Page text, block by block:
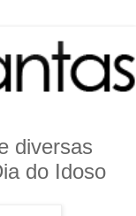
diversas
do Idoso